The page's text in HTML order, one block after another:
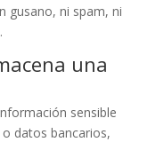
gusano, ni spam, ni
una
sensible
datos bancarios,